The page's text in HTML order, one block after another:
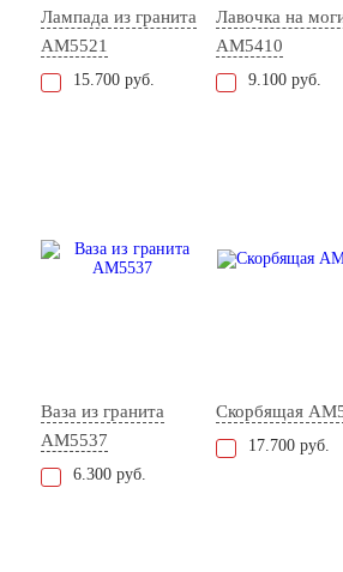
Лампада из гранита
AM5521
15.700 руб.
Лавочка на
AM5410
9.100 руб.
Ваза из гранита
AM5537
6.300 руб.
Скорбящая
17.700 руб.